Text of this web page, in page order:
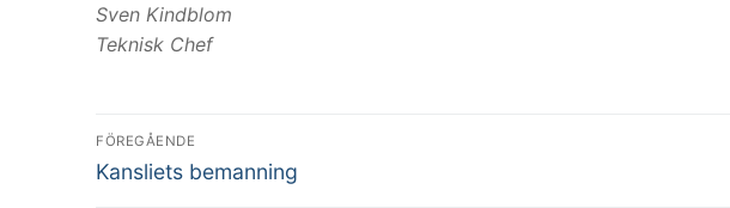
Sven Kindblom
Teknisk Chef
Inläggsnavigering
FÖREGÅENDE
Föregående
Kansliets bemanning